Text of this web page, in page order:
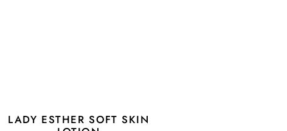
LADY ESTHER SOFT SKIN